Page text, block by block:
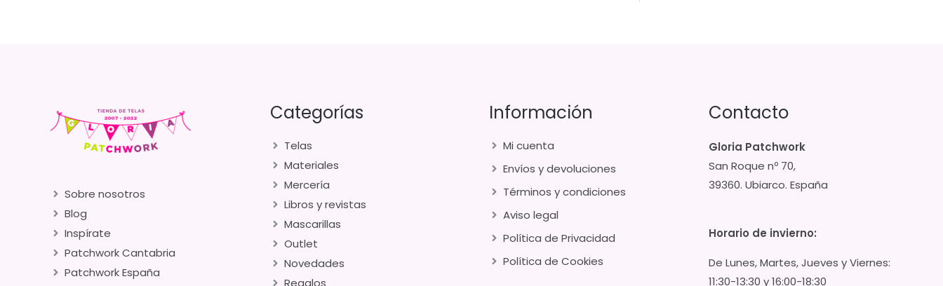
Sobre nosotros
Blog
Inspírate
Patchwork Cantabria
Patchwork España
Categorías
Telas
Materiales
Mercería
Libros y revistas
Mascarillas
Outlet
Novedades
Regalos
Información
Mi cuenta
Envíos y devoluciones
Términos y condiciones
Aviso legal
Política de Privacidad
Política de Cookies
Contacto
Gloria Patchwork
San Roque nº 70,
39360. Ubiarco. España
Horario de invierno:
De Lunes, Martes, Jueves y Viernes:
11:30-13:30 y 16:00-18:30